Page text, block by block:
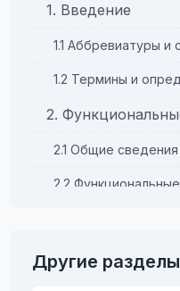
1. Введение
1.1 Аббревиатуры и
1.2 Термины и
2.
2.1 Общие
2.2
2.2.2 Назначение
Другие разделы